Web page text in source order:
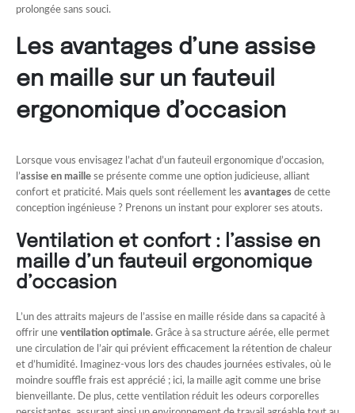
prolongée sans souci.
Les avantages d’une assise
en maille sur un fauteuil
ergonomique d’occasion
Lorsque vous envisagez l’achat d’un fauteuil ergonomique d’occasion,
l’assise en maille se présente comme une option judicieuse, alliant
confort et praticité. Mais quels sont réellement les avantages de cette
conception ingénieuse ? Prenons un instant pour explorer ses atouts.
Ventilation et confort : l’assise en
maille d’un fauteuil ergonomique
d’occasion
L’un des attraits majeurs de l’assise en maille réside dans sa capacité à
offrir une ventilation optimale. Grâce à sa structure aérée, elle permet
une circulation de l’air qui prévient efficacement la rétention de chaleur
et d’humidité. Imaginez-vous lors des chaudes journées estivales, où le
moindre souffle frais est apprécié ; ici, la maille agit comme une brise
bienveillante. De plus, cette ventilation réduit les odeurs corporelles